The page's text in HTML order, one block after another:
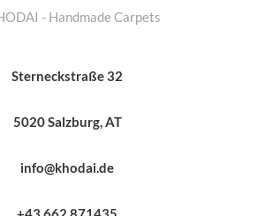
- Handmade Carpets
Sterneckstraße 32
5020 Salzburg, AT
info@khodai.de